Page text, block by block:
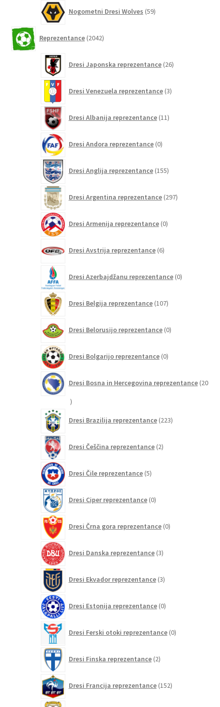
Nogometni Dresi Wolves 59izdelkov
Reprezentance 2042izdelkov
Dresi Japonska reprezentance 26izdelkov
Dresi Venezuela reprezentance 3izdelki
Dresi Albanija reprezentance 11izdelkov
Dresi Andora reprezentance 0izdelkov
Dresi Anglija reprezentance 155izdelkov
Dresi Argentina reprezentance 297izdelkov
Dresi Armenija reprezentance 0izdelkov
Dresi Avstrija reprezentance 6izdelkov
Dresi Azerbajdžanu reprezentance 0izdelkov
Dresi Belgija reprezentance 107izdelkov
Dresi Belorusijo reprezentance 0izdelkov
Dresi Bolgarijo reprezentance 0izdelkov
Dresi Bosna in Hercegovina reprezentance 20
20
Dresi Brazilija reprezentance 223izdelkov
Dresi Češčina reprezentance 2izdelka
Dresi Čile reprezentance 5izdelkov
Dresi Ciper reprezentance 0izdelkov
Dresi Črna gora reprezentance 0izdelkov
Dresi Danska reprezentance 3izdelki
Dresi Ekvador reprezentance 3izdelki
Dresi Estonija reprezentance 0izdelkov
Dresi Ferski otoki reprezentance 0izdelkov
Dresi Finska reprezentance 2izdelka
Dresi Francija reprezentance 152izdelkov